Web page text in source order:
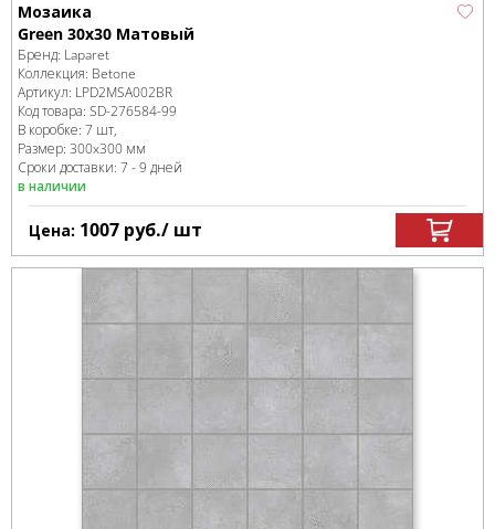
Мозаика
Green 30х30 Матовый
Бренд: Laparet
Коллекция: Betone
Артикул: LPD2MSA002BR
Код товара: SD-276584-99
В коробке: 7 шт,
Размер: 300x300 мм
Сроки доставки: 7 - 9 дней
в наличии
Цена: 1007 руб./ шт